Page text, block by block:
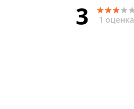
3 1 оценка